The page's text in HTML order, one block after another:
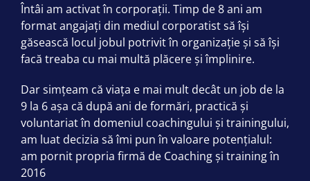
Întâi am activat în corporații. Timp de 8 ani am
format angajați din mediul corporatist să își
găsească locul jobul potrivit în organizație și să își
facă treaba cu mai multă plăcere și împlinire.
Dar simțeam că viața e mai mult decât un job de la
9 la 6 așa că după ani de formări, practică și
voluntariat în domeniul coachingului și trainingului,
am luat decizia să îmi pun în valoare potențialul:
am pornit propria firmă de Coaching și training în
2016